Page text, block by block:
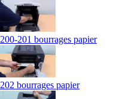
200-201 bourrages papier
202 bourrages papier